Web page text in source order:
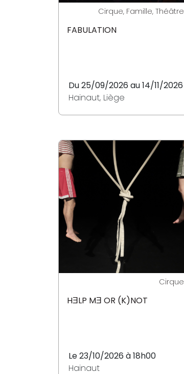
Cirque, Famille, Théâtre
FABULATION
Du 25/09/2026 au 14/11/2026
Hainaut, Liège
Cirque
HƎLP MƎ OR (K)NOT
Le 23/10/2026 à 18h00
Hainaut